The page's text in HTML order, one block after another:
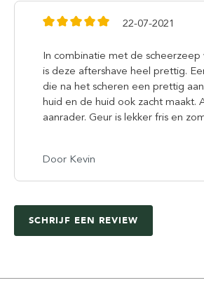
22-07-2021
In combinatie met de scheerzeep
is deze aftershave heel prettig.
die na het scheren een prettig
huid en de huid ook zacht maakt.
aanrader. Geur is lekker fris en
Door Kevin
SCHRIJF EEN REVIEW